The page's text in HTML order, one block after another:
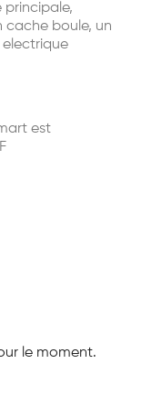
cache boule, un
est
le moment.